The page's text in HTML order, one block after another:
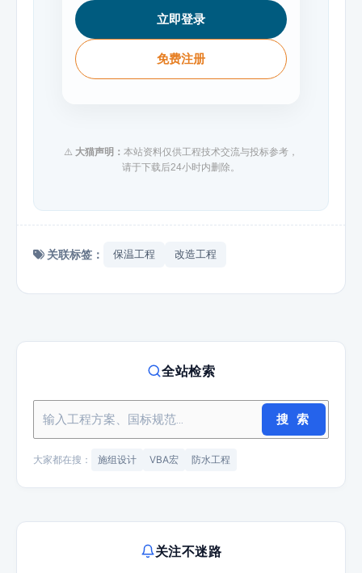
立即登录
免费注册
⚠️ 大猫声明： 本站资料仅供工程技术交流与投标参考，
请于下载后24小时内删除。
关联标签： 保温工程 改造工程
全站检索
搜 索
大家都在搜： 施组设计 VBA宏 防水工程
关注不迷路